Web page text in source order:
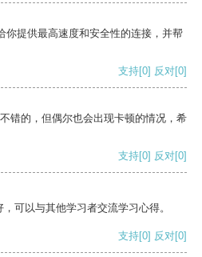
你提供最高速度和安全性的连接，并帮
支持[0] 反对[0]
错的，但偶尔也会出现卡顿的情况，希
支持[0] 反对[0]
可以与其他学习者交流学习心得。
支持[0] 反对[0]